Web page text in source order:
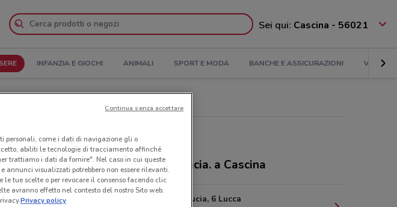
Sei qui: Cascina - 56021
INFANZIA E GIOCHI ANIMALI SPORT E MODA BANCHE E ASSICURAZIONI VIAGGI
Negozi Lafarmacia. a Cascina
Via Santa Lucia, 6 Lucca
personali, come i dati di navigazione gli o
abiliti le tecnologie di tracciamento affinché
trattiamo i dati da fornire". Nel caso in cui queste
annunci visualizzati potrebbero non essere rilevanti.
tue scelte o per revocare il consenso facendo clic
avranno effetto nel contesto del nostro Sito web.
Privacy policy
Continua senza accettare